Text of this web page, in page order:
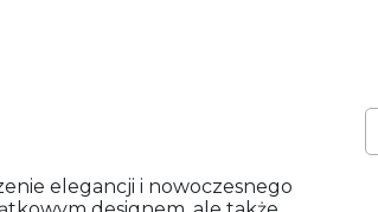
elegancji i nowoczesnego